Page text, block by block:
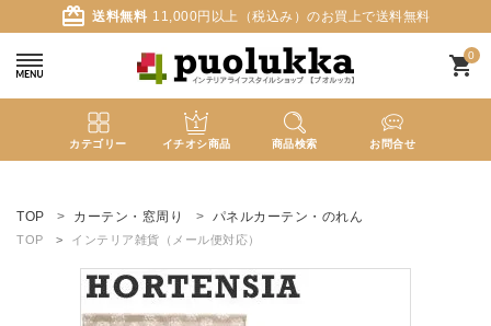
card_giftcard 送料無料 11,000円以上（税込み）のお買上で送料無料
0
shopping_cart
カテゴリー イチオシ商品 商品検索 お問合せ
ようこそ ゲスト 様
ログイン person 新規会員登録
TOP カーテン・窓周り パネルカーテン・のれん
TOP インテリア雑貨（メール便対応）